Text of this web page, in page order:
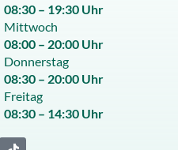
08:30 – 19:30 Uhr
Mittwoch
08:00 – 20:00 Uhr
Donnerstag
08:30 – 20:00 Uhr
Freitag
08:30 – 14:30 Uhr